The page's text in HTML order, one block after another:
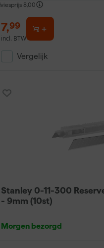
8,00
7,99
incl. BTW
Vergelijk
Stanley 0-11-300
- 9mm (10st)
Morgen bezorgd